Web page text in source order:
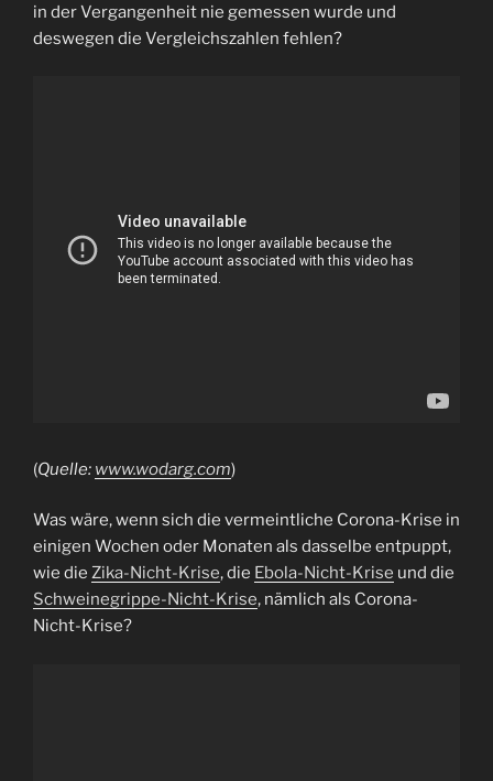
in der Vergangenheit nie gemessen wurde und
deswegen die Vergleichszahlen fehlen?
(Quelle: www.wodarg.com)
Was wäre, wenn sich die vermeintliche Corona-Krise in
einigen Wochen oder Monaten als dasselbe entpuppt,
wie die Zika-Nicht-Krise, die Ebola-Nicht-Krise und die
Schweinegrippe-Nicht-Krise, nämlich als Corona-
Nicht-Krise?